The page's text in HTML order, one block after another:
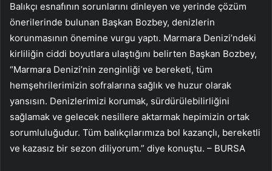
Balıkçı esnafının sorunlarını dinleyen ve yerinde çözüm
önerilerinde bulunan Başkan Bozbey, denizlerin
korunmasının önemine vurgu yaptı. Marmara Denizi’ndeki
kirliliğin ciddi boyutlara ulaştığını belirten Başkan Bozbey,
“Marmara Denizi’nin zenginliği ve bereketi, tüm
hemşehrilerimizin sofralarına sağlık ve huzur olarak
yansısın. Denizlerimizi korumak, sürdürülebilirliğini
sağlamak ve gelecek nesillere aktarmak hepimizin ortak
sorumluluğudur. Tüm balıkçılarımıza bol kazançlı, bereketli
ve kazasız bir sezon diliyorum.” diye konuştu. – BURSA